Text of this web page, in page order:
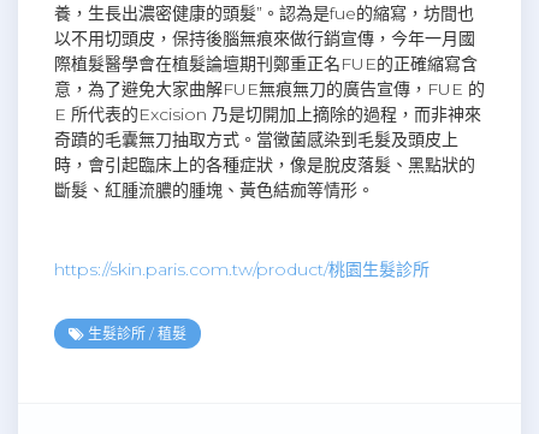
養，生長出濃密健康的頭髮”。認為是fue的縮寫，坊間也
以不用切頭皮，保持後腦無痕來做行銷宣傳，今年一月國
際植髮醫學會在植髮論壇期刊鄭重正名FUE的正確縮寫含
意，為了避免大家曲解FUE無痕無刀的廣告宣傳，FUE 的
E 所代表的Excision 乃是切開加上摘除的過程，而非神來
奇蹟的毛囊無刀抽取方式。當黴菌感染到毛髮及頭皮上
時，會引起臨床上的各種症狀，像是脫皮落髮、黑點狀的
斷髮、紅腫流膿的腫塊、黃色結痂等情形。
https://skin.paris.com.tw/product/桃園生髮診所
生髮診所 / 稙髮